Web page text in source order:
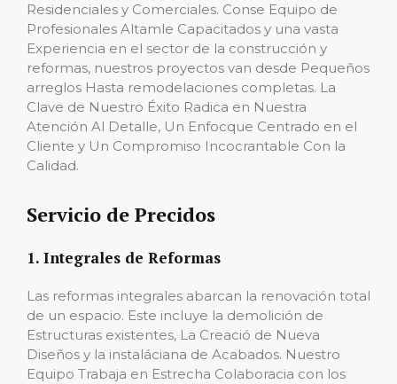
Residenciales y Comerciales. Conse Equipo de
Profesionales Altamle Capacitados y una vasta
Experiencia en el sector de la construcción y
reformas, nuestros proyectos van desde Pequeños
arreglos Hasta remodelaciones completas. La
Clave de Nuestro Éxito Radica en Nuestra
Atención Al Detalle, Un Enfocque Centrado en el
Cliente y Un Compromiso Incocrantable Con la
Calidad.
Servicio de Precidos
1. Integrales de Reformas
Las reformas integrales abarcan la renovación total
de un espacio. Este incluye la demolición de
Estructuras existentes, La Creació de Nueva
Diseños y la instaláciana de Acabados. Nuestro
Equipo Trabaja en Estrecha Colaboracia con los